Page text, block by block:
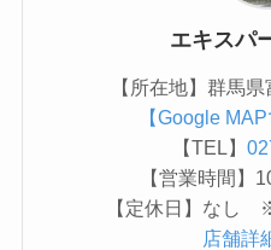
エキスパ
【所在地】群馬
【Google
【TEL】
【営業時間】
【定休日】なし
店舗詳